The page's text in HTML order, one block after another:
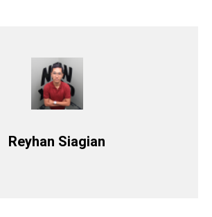
Reyhan Siagian